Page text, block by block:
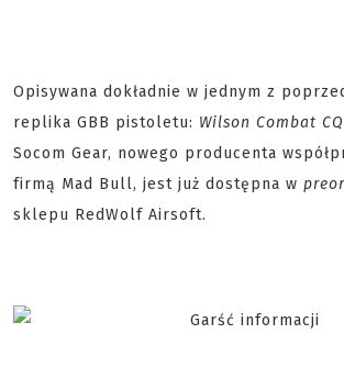
Opisywana dokładnie w jednym z
replika GBB pistoletu: Wilson Combat
Socom Gear, nowego producenta
firmą Mad Bull, jest już dostępna w
sklepu RedWolf Airsoft.